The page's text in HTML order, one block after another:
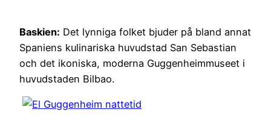
Baskien: Det lynniga folket bjuder på bland annat
Spaniens kulinariska huvudstad San Sebastian
och det ikoniska, moderna Guggenheimmuseet i
huvudstaden Bilbao.